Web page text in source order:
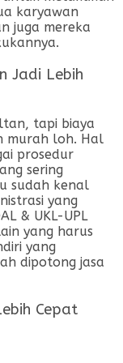
karyawan
juga mereka
Jadi Lebih
tapi biaya
murah loh. Hal
prosedur
sering
sudah kenal
yang
& UKL-UPL
yang harus
yang
dipotong jasa
Cepat